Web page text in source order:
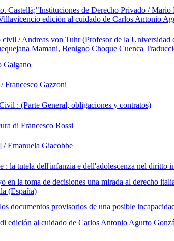
Castellà;"Instituciones de Derecho Privado /
edición al cuidado de Carlos Antonio
civil / Andreas von Tuhr (Profesor de la
Mamani, Benigno Choque Cuenca
Galgano
Francesco Gazzoni
: (Parte General, obligaciones y contratos)
di Francesco Rossi
/ Emanuela Giacobbe
la tutela dell'infanzia e dell'adolescenza nel diritto
en la toma de decisiones una mirada al derecho
(España)
documentos provisorios de una posible
edición al cuidado de Carlos Antonio Agurto